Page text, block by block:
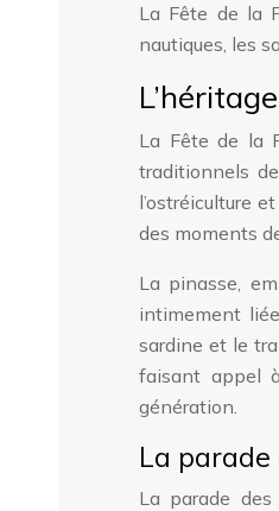
La Fête de la
nautiques, les
La Fête de la
traditionnels
l’ostréiculture
des moments
La pinasse,
intimement
sardine et le
faisant appel
génération.
La parade
La parade